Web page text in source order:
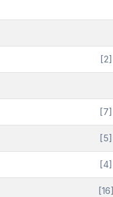
[2]
[7]
[5]
[4]
[16]